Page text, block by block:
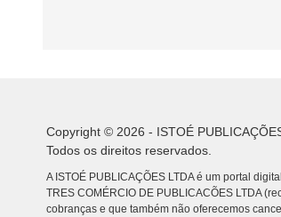
Copyright © 2026 - ISTOÉ
Todos os direitos reservados.
A ISTOÉ PUBLICAÇÕES LTDA é um portal
TRES COMÉRCIO DE PUBLICACÕES LTDA
cobranças e que também não oferecemos